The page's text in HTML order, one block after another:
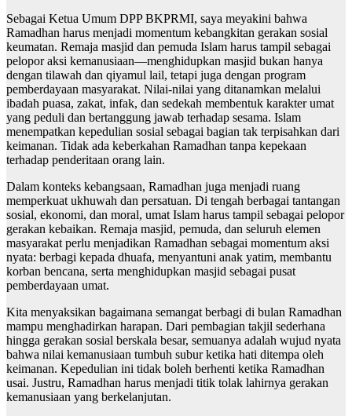
Sebagai Ketua Umum DPP BKPRMI, saya meyakini bahwa
Ramadhan harus menjadi momentum kebangkitan gerakan sosial
keumatan. Remaja masjid dan pemuda Islam harus tampil sebagai
pelopor aksi kemanusiaan—menghidupkan masjid bukan hanya
dengan tilawah dan qiyamul lail, tetapi juga dengan program
pemberdayaan masyarakat. Nilai-nilai yang ditanamkan melalui
ibadah puasa, zakat, infak, dan sedekah membentuk karakter umat
yang peduli dan bertanggung jawab terhadap sesama. Islam
menempatkan kepedulian sosial sebagai bagian tak terpisahkan dari
keimanan. Tidak ada keberkahan Ramadhan tanpa kepekaan
terhadap penderitaan orang lain.
Dalam konteks kebangsaan, Ramadhan juga menjadi ruang
memperkuat ukhuwah dan persatuan. Di tengah berbagai tantangan
sosial, ekonomi, dan moral, umat Islam harus tampil sebagai pelopor
gerakan kebaikan. Remaja masjid, pemuda, dan seluruh elemen
masyarakat perlu menjadikan Ramadhan sebagai momentum aksi
nyata: berbagi kepada dhuafa, menyantuni anak yatim, membantu
korban bencana, serta menghidupkan masjid sebagai pusat
pemberdayaan umat.
Kita menyaksikan bagaimana semangat berbagi di bulan Ramadhan
mampu menghadirkan harapan. Dari pembagian takjil sederhana
hingga gerakan sosial berskala besar, semuanya adalah wujud nyata
bahwa nilai kemanusiaan tumbuh subur ketika hati ditempa oleh
keimanan. Kepedulian ini tidak boleh berhenti ketika Ramadhan
usai. Justru, Ramadhan harus menjadi titik tolak lahirnya gerakan
kemanusiaan yang berkelanjutan.